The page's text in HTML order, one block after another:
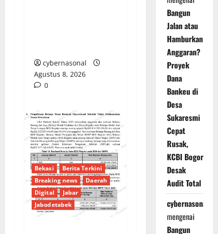
cybernasonal
Agustus 8, 2026
0
Bekasi
Berita Terkini
Breaking news
Daerah
Digital
Jabar
Jabodetabek
Bangun
Jalan atau
Hamburkan
Anggaran?
Proyek
Dana
Bankeu di
Desa
Sukaresmi
Cepat
Rusak,
KCBI Bogor
Desak
Audit Total
cybernasonal
mengenai
Bangun